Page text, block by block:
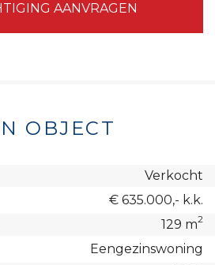
AANVRAGEN
OBJECT
Verkocht
€ 635.000,- k.k.
129 m2
Eengezinswoning